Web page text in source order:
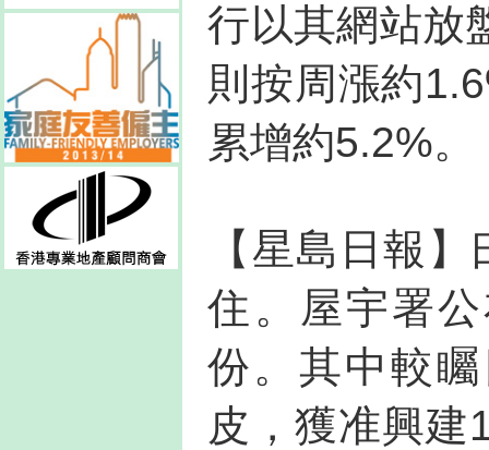
行以其網站放
則按周漲約
累增約5.2%。
【星島日報
住。屋宇署
份。其中較
皮，獲准興建